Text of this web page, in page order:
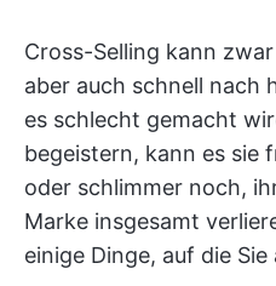
Cross-Selling kann
aber auch schnell nach
es schlecht gemacht
begeistern, kann es sie
oder schlimmer noch,
Marke insgesamt
einige Dinge, auf die